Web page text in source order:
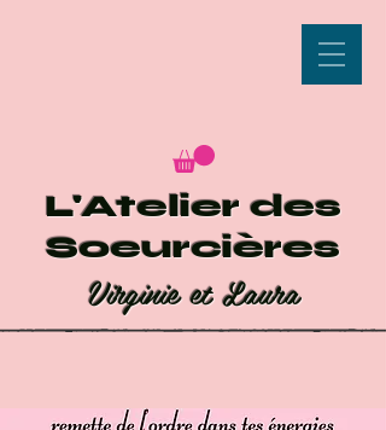
L'Atelier des
Soeurcières
Virginie et Laura